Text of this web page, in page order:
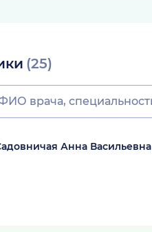
(25)
Анна Васильевна